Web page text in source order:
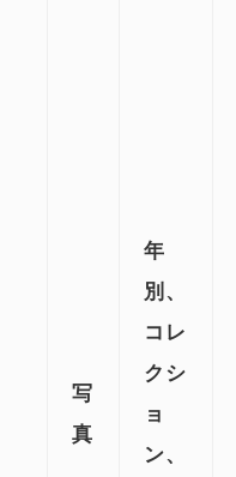
写
真
年
別、
コレ
クシ
ョ
ン、